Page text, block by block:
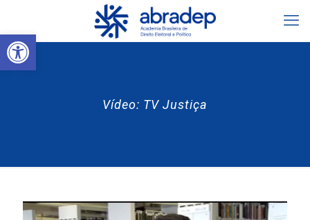
Abrir a barra de ferramentas
Vídeo: TV Justiça